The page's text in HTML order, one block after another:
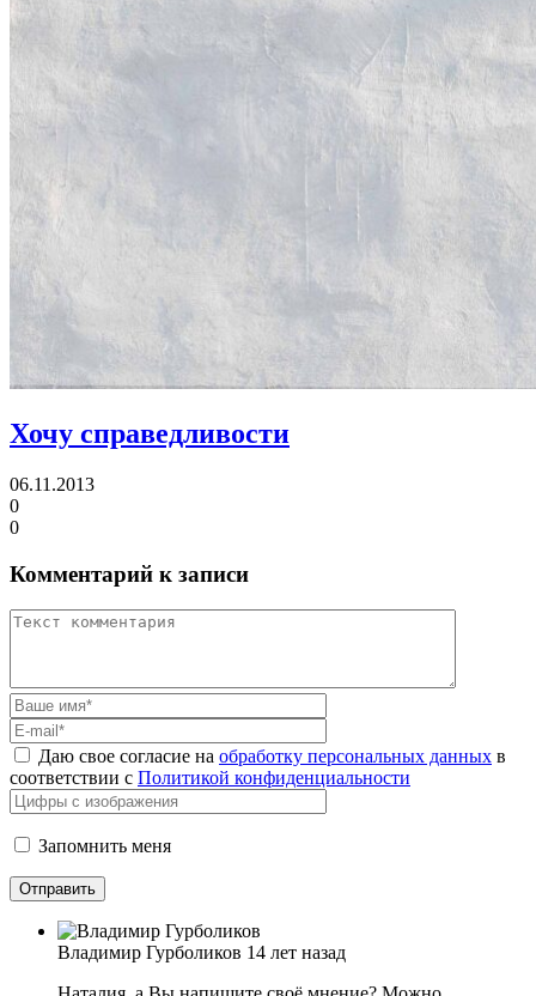
Хочу справедливости
06.11.2013
0
0
Комментарий к записи
Даю свое согласие на обработку персональных данных в
соответствии с Политикой конфиденциальности
Запомнить меня
Владимир Гурболиков 14 лет назад